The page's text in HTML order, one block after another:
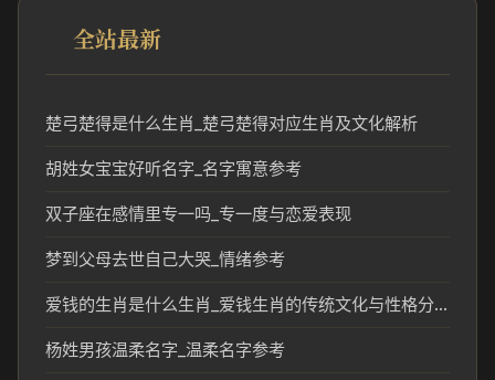
全站最新
楚弓楚得是什么生肖_楚弓楚得对应生肖及文化解析
胡姓女宝宝好听名字_名字寓意参考
双子座在感情里专一吗_专一度与恋爱表现
梦到父母去世自己大哭_情绪参考
爱钱的生肖是什么生肖_爱钱生肖的传统文化与性格分析
杨姓男孩温柔名字_温柔名字参考